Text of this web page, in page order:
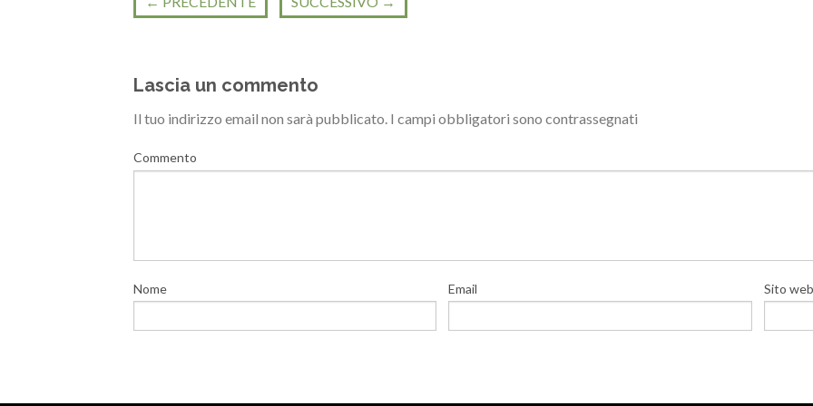
Lascia un commento
Il tuo indirizzo email non sarà pubblicato. I campi obbligatori sono contrassegnati
Commento
Nome Email Sito web